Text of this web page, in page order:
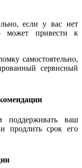
если у вас нет
может привести к
самостоятельно,
сервисный
поддерживать ваш
продлить срок его